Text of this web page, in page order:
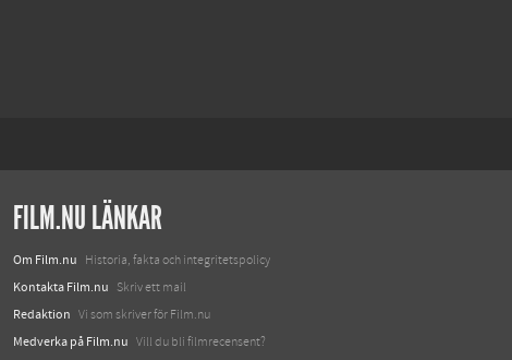
FILM.NU LÄNKAR
Om Film.nu Historia, fakta och integritetspolicy
Kontakta Film.nu Skriv ett mail
Redaktion Vi som skriver för Film.nu
Medverka på Film.nu Vill du bli filmrecensent?